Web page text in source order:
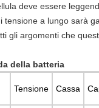
deve essere
tensione a lungo sarà
gli argomenti che
della batteria
Tensione Cassa